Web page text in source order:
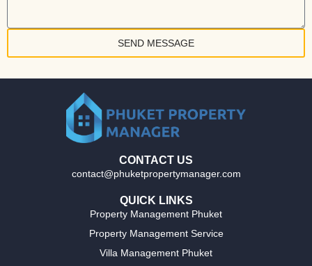
SEND MESSAGE
CONTACT US
contact@phuketpropertymanager.com
QUICK LINKS
Property Management Phuket
Property Management Service
Villa Management Phuket